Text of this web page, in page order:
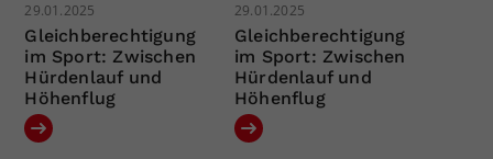
29.01.2025
Gleichberechtigung
im Sport: Zwischen
Hürdenlauf und
Höhenflug
29.01.2025
Gleichberechtigung
im Sport: Zwischen
Hürdenlauf und
Höhenflug